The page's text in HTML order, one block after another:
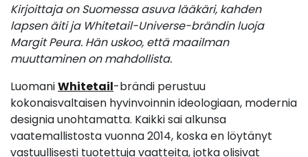
Kirjoittaja on Suomessa asuva lääkäri, kahden
lapsen äiti ja Whitetail-Universe-brändin luoja
Margit Peura. Hän uskoo, että maailman
muuttaminen on mahdollista.
LuomaniWhitetail-brändi perustuu
kokonaisvaltaisen hyvinvoinnin ideologiaan, modernia
designia unohtamatta. Kaikki sai alkunsa
vaatemallistosta vuonna 2014, koska en löytänyt
vastuullisesti tuotettuja vaatteita, jotka olisivat